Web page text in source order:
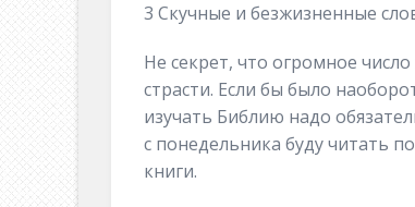
3 Скучные и безжизненные
Не секрет, что огромное
страсти. Если бы было
изучать Библию надо
с понедельника буду читать
книги.